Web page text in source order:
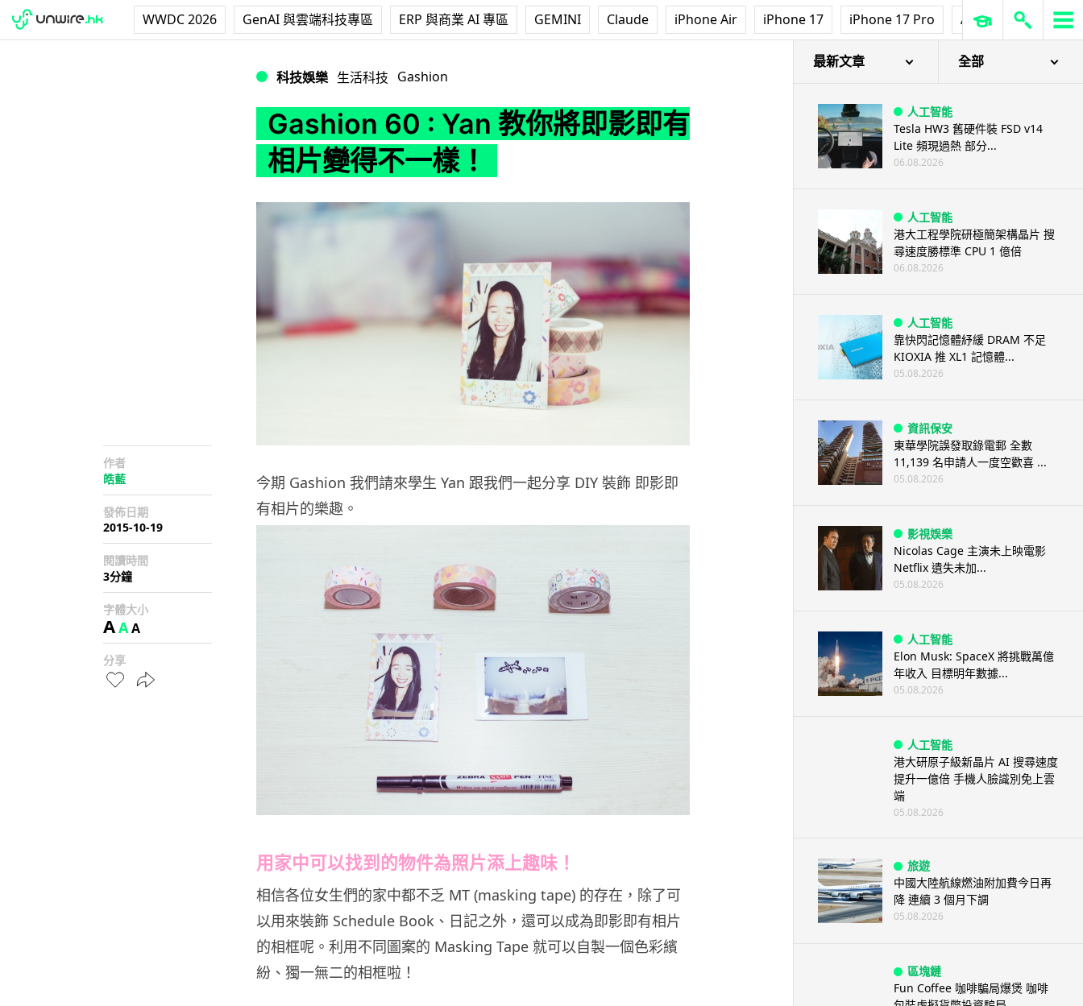
WWDC 2026 GenAI 與雲端科技專區 ERP 與商業 AI 專區 GEMINI Claude iPhone Air iPhone 17 iPhone 17 Pro AirPods Pro 3
科技娛樂 生活科技 Gashion
Gashion 60 : Yan 教你將即影即有
相片變得不一樣！
作者
皓藍
發佈日期
2015-10-19
閱讀時間
3分鐘
字體大小
AAA
分享
今期 Gashion 我們請來學生 Yan 跟我們一起分享 DIY 裝飾 即影即
有相片的樂趣。
用家中可以找到的物件為照片添上趣味！
相信各位女生們的家中都不乏 MT (masking tape) 的存在，除了可
以用來裝飾 Schedule Book、日記之外，還可以成為即影即有相片
的相框呢。利用不同圖案的 Masking Tape 就可以自製一個色彩繽
紛、獨一無二的相框啦！
最新文章 全部
人工智能
Tesla HW3 舊硬件裝 FSD v14
Lite 頻現過熱 部分...
06.08.2026
人工智能
港大工程學院研極簡架構晶片 搜
尋速度勝標準 CPU 1 億倍
06.08.2026
人工智能
靠快閃記憶體紓緩 DRAM 不足
KIOXIA 推 XL1 記憶體...
05.08.2026
資訊保安
東華學院誤發取錄電郵 全數
11,139 名申請人一度空歡喜 ...
05.08.2026
影視娛樂
Nicolas Cage 主演未上映電影
Netflix 遺失未加...
05.08.2026
人工智能
Elon Musk: SpaceX 將挑戰萬億
年收入 目標明年數據...
05.08.2026
人工智能
港大研原子級新晶片 AI 搜尋速度
提升一億倍 手機人臉識別免上雲
端
05.08.2026
旅遊
中國大陸航線燃油附加費今日再
降 連續 3 個月下調
05.08.2026
區塊鏈
Fun Coffee 咖啡騙局爆煲 咖啡